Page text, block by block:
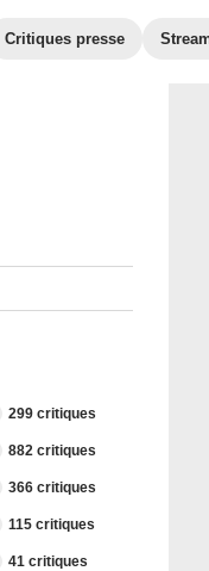
Critiques presse
299 critiques
882 critiques
366 critiques
115 critiques
41 critiques